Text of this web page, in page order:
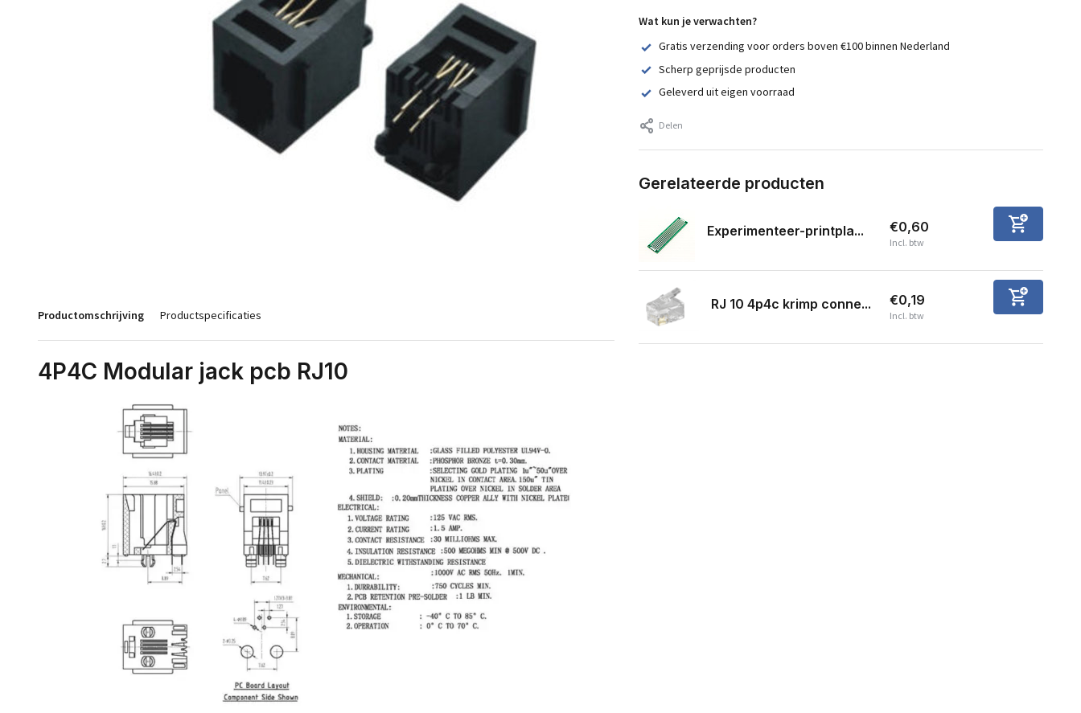
Productomschrijving Productspecificaties
4P4C Modular jack pcb RJ10
Wat kun je verwachten?
Gratis verzending voor orders boven €100 binnen Nederland
Scherp geprijsde producten
Geleverd uit eigen voorraad
Delen
Gerelateerde producten
Experimenteer-printpla... €0,60
Incl. btw
RJ 10 4p4c krimp conne... €0,19
Incl. btw